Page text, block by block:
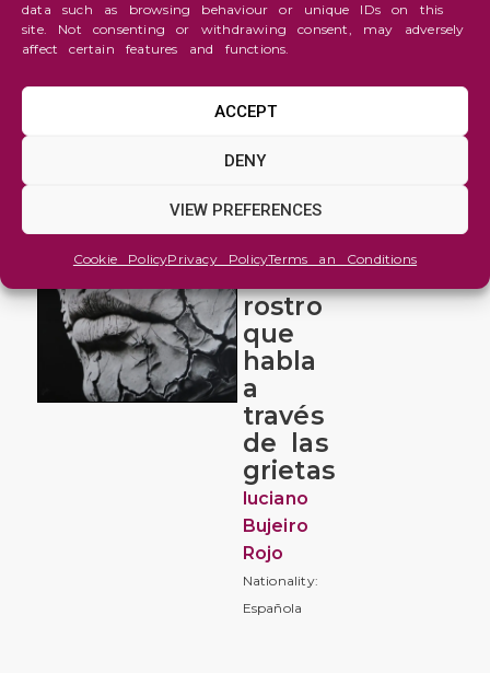
data such as browsing behaviour or unique IDs on this
site. Not consenting or withdrawing consent, may adversely
affect certain features and functions.
ACCEPT
DENY
VIEW PREFERENCES
Cookie PolicyPrivacy PolicyTerms an Conditions
Fantasy
Imaginative
Fractura:
rostro
que
habla
a
través
de las
grietas
luciano
Bujeiro
Rojo
Nationality:
Española